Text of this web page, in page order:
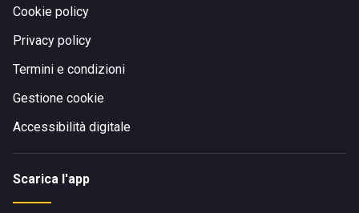
Cookie policy
Privacy policy
Termini e condizioni
Gestione cookie
Accessibilità digitale
Scarica l'app